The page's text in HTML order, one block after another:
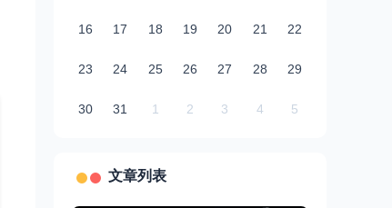
16 17 18 19 20 21 22
23 24 25 26 27 28 29
30 31 1 2 3 4 5
文章列表